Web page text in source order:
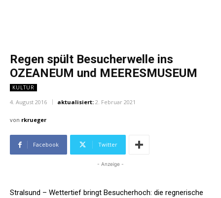
Regen spült Besucherwelle ins
OZEANEUM und MEERESMUSEUM
KULTUR
4. August 2016 aktualisiert: 2. Februar 2021
von rkrueger
Facebook Twitter
- Anzeige -
Stralsund – Wettertief bringt Besucherhoch: die regnerische